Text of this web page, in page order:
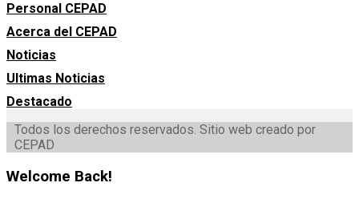
Personal CEPAD
Acerca del CEPAD
Noticias
Ultimas Noticias
Destacado
Todos los derechos reservados. Sitio web creado por
CEPAD
Welcome Back!